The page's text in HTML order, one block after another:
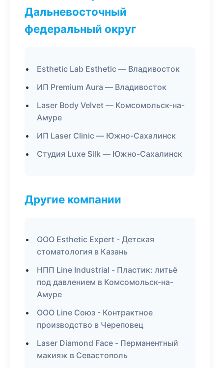
Дальневосточный
федеральный округ
Esthetic Lab Esthetic — Владивосток
ИП Premium Aura — Владивосток
Laser Body Velvet — Комсомольск-на-
Амуре
ИП Laser Clinic — Южно-Сахалинск
Студия Luxe Silk — Южно-Сахалинск
Другие компании
ООО Esthetic Expert - Детская
стоматология в Казань
НПП Line Industrial - Пластик: литьё
под давлением в Комсомольск-на-
Амуре
ООО Line Союз - Контрактное
производство в Череповец
Laser Diamond Face - Перманентный
макияж в Севастополь